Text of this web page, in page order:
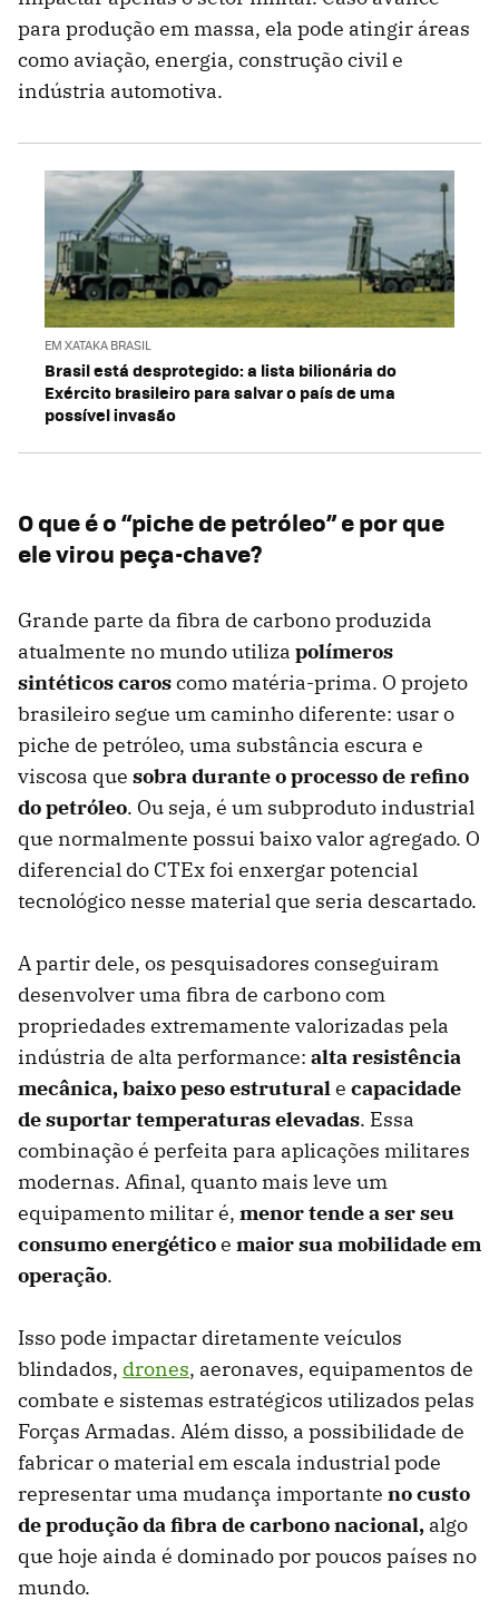
para produção em massa, ela pode atingir áreas
como aviação, energia, construção civil e
indústria automotiva.
EM XATAKA BRASIL
Brasil está desprotegido: a lista bilionária do
Exército brasileiro para salvar o país de uma
possível invasão
O que é o “piche de petróleo” e por que
ele virou peça-chave?
Grande parte da fibra de carbono produzida
atualmente no mundo utiliza polímeros
sintéticos caroscomo matéria-prima. O projeto
brasileiro segue um caminho diferente: usar o
piche de petróleo, uma substância escura e
viscosa que sobra durante o processo de refino
do petróleo. Ou seja, é um subproduto industrial
que normalmente possui baixo valor agregado. O
diferencial do CTEx foi enxergar potencial
tecnológico nesse material que seria descartado.
A partir dele, os pesquisadores conseguiram
desenvolver uma fibra de carbono com
propriedades extremamente valorizadas pela
indústria de alta performance: alta resistência
mecânica, baixo peso estruturale capacidade
de suportar temperaturas elevadas. Essa
combinação é perfeita para aplicações militares
modernas. Afinal, quanto mais leve um
equipamento militar é, menor tende a ser seu
consumo energéticoe maior sua mobilidade em
operação.
Isso pode impactar diretamente veículos
blindados, drones, aeronaves, equipamentos de
combate e sistemas estratégicos utilizados pelas
Forças Armadas. Além disso, a possibilidade de
fabricar o material em escala industrial pode
representar uma mudança importante no custo
de produção da fibra de carbono nacional, algo
que hoje ainda é dominado por poucos países no
mundo.